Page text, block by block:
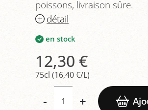
poissons, livraison sûre.
détail
en stock
12,30 €
75cl (16,40 €/L)
- +